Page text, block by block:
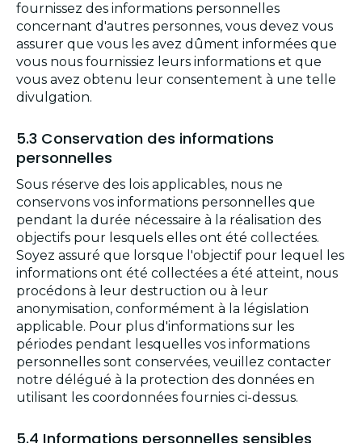
fournissez des informations personnelles
concernant d'autres personnes, vous devez vous
assurer que vous les avez dûment informées que
vous nous fournissiez leurs informations et que
vous avez obtenu leur consentement à une telle
divulgation.
5.3 Conservation des informations
personnelles
Sous réserve des lois applicables, nous ne
conservons vos informations personnelles que
pendant la durée nécessaire à la réalisation des
objectifs pour lesquels elles ont été collectées.
Soyez assuré que lorsque l'objectif pour lequel les
informations ont été collectées a été atteint, nous
procédons à leur destruction ou à leur
anonymisation, conformément à la législation
applicable. Pour plus d'informations sur les
périodes pendant lesquelles vos informations
personnelles sont conservées, veuillez contacter
notre délégué à la protection des données en
utilisant les coordonnées fournies ci-dessus.
5.4 Informations personnelles sensibles